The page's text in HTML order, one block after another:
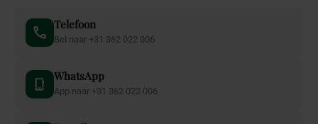
Telefoon
Bel naar +31 362 022 006
WhatsApp
App naar +31 362 022 006